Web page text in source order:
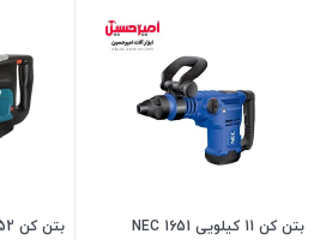
بتن کن 11 کیلویی 1651 NEC